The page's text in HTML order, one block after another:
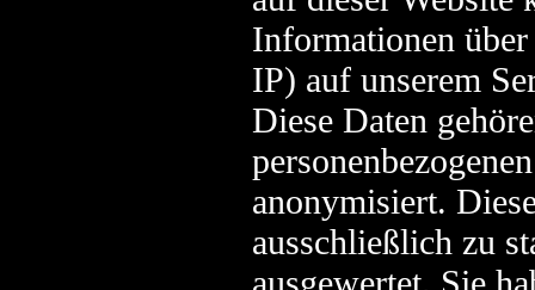
Informationen
IP) auf unserem
Diese Daten
anonymisiert.
ausschließlich zu